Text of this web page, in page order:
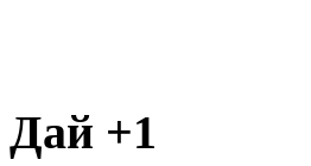
Дай +1